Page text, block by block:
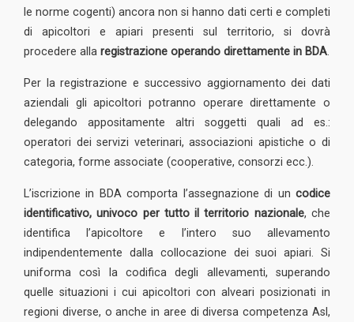
le norme cogenti) ancora non si hanno dati certi e completi
di apicoltori e apiari presenti sul territorio, si dovrà
procedere alla registrazione operando direttamente in BDA.
Per la registrazione e successivo aggiornamento dei dati
aziendali gli apicoltori potranno operare direttamente o
delegando appositamente altri soggetti quali ad es.:
operatori dei servizi veterinari, associazioni apistiche o di
categoria, forme associate (cooperative, consorzi ecc.).
L’iscrizione in BDA comporta l’assegnazione di un codice
identificativo, univoco per tutto il territorio nazionale, che
identifica l’apicoltore e l’intero suo allevamento
indipendentemente dalla collocazione dei suoi apiari. Si
uniforma così la codifica degli allevamenti, superando
quelle situazioni i cui apicoltori con alveari posizionati in
regioni diverse, o anche in aree di diversa competenza Asl,